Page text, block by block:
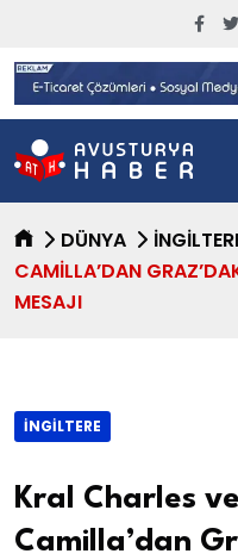
DÜNYA
CAMILLA’DAN
MESAJI
İNGILTERE
Kral Charles
Camilla’dan